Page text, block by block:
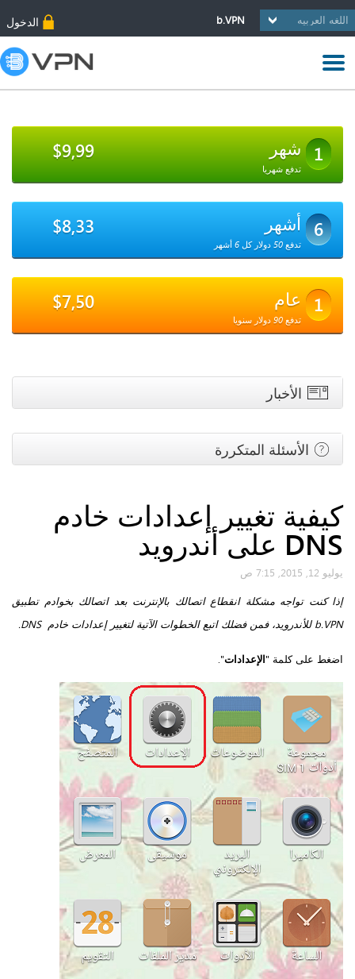
b.VPN الدخول
1 شهر $9,99
تدفع شهريا
6 أشهر $8,33
تدفع 50 دولار كل 6 أشهر
1 عام $7,50
تدفع 90 دولار سنويا
الأخبار
الأسئلة المتكررة
كيفية تغيير إعدادات خادم
DNS على أندرويد
يوليو 12, 2015, 7:15 ص
إذا كنت تواجه مشكلة انقطاع اتصالك بالإنترنت بعد اتصالك بخوادم تطبيق
b.VPN للأندرويد، فمن فضلك اتبع الخطوات الآتية لتغيير إعدادات خادم DNS.
اضغط على كلمة "الإعدادات".